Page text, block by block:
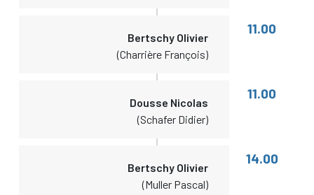
Bertschy Olivier
(Charrière François)
11.00
Dousse Nicolas
(Schafer Didier)
11.00
Bertschy Olivier
(Muller Pascal)
14.00